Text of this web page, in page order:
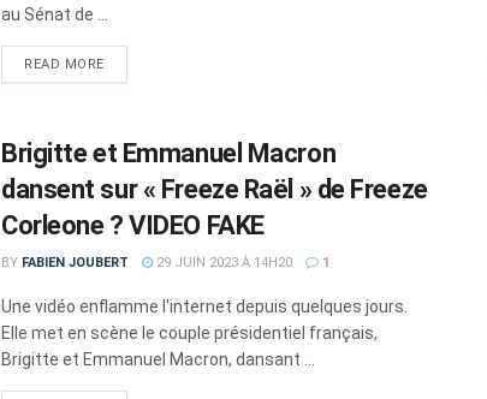
au Sénat de ...
READ MOREDETAILS
Brigitte et Emmanuel Macron
dansent sur « Freeze Raël » de Freeze
Corleone ? VIDEO FAKE
BY FABIEN JOUBERT 29 JUIN 2023 À 14H20 1
Une vidéo enflamme l'internet depuis quelques jours.
Elle met en scène le couple présidentiel français,
Brigitte et Emmanuel Macron, dansant ...